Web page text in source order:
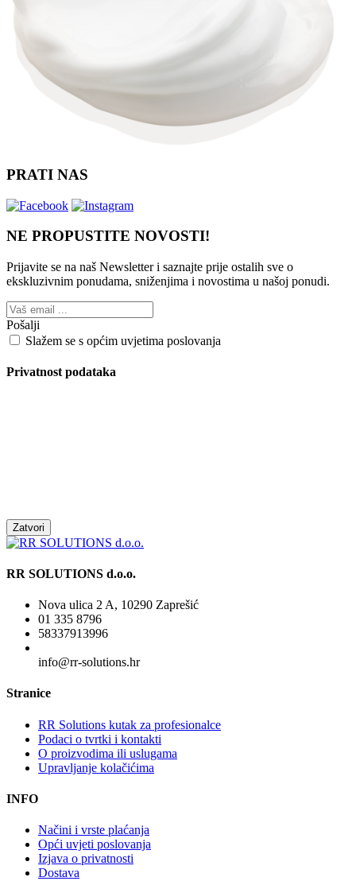
PRATI NAS
NE PROPUSTITE NOVOSTI!
Prijavite se na naš Newsletter i saznajte prije ostalih sve o
ekskluzivnim ponudama, sniženjima i novostima u našoj ponudi.
Pošalji
Slažem se s općim uvjetima poslovanja
Privatnost podataka
Zatvori
RR SOLUTIONS d.o.o.
Nova ulica 2 A, 10290 Zaprešić
01 335 8796
58337913996
info@rr-solutions.hr
Stranice
RR Solutions kutak za profesionalce
Podaci o tvrtki i kontakti
O proizvodima ili uslugama
Upravljanje kolačićima
INFO
Načini i vrste plaćanja
Opći uvjeti poslovanja
Izjava o privatnosti
Dostava